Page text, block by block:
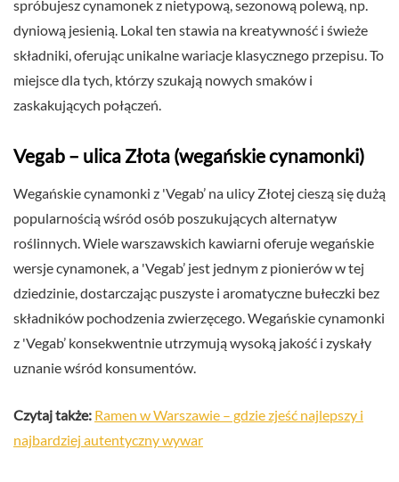
spróbujesz cynamonek z nietypową, sezonową polewą, np.
dyniową jesienią. Lokal ten stawia na kreatywność i świeże
składniki, oferując unikalne wariacje klasycznego przepisu. To
miejsce dla tych, którzy szukają nowych smaków i
zaskakujących połączeń.
Vegab – ulica Złota (wegańskie cynamonki)
Wegańskie cynamonki z 'Vegab’ na ulicy Złotej cieszą się dużą
popularnością wśród osób poszukujących alternatyw
roślinnych. Wiele warszawskich kawiarni oferuje wegańskie
wersje cynamonek, a 'Vegab’ jest jednym z pionierów w tej
dziedzinie, dostarczając puszyste i aromatyczne bułeczki bez
składników pochodzenia zwierzęcego. Wegańskie cynamonki
z 'Vegab’ konsekwentnie utrzymują wysoką jakość i zyskały
uznanie wśród konsumentów.
Czytaj także: Ramen w Warszawie – gdzie zjeść najlepszy i
najbardziej autentyczny wywar